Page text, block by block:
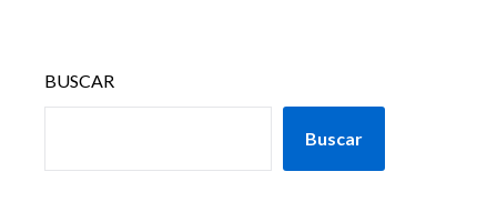
BUSCAR
Buscar